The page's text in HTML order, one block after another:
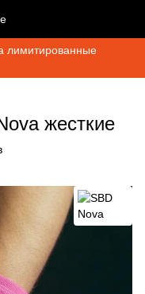
лимитированные
жесткие